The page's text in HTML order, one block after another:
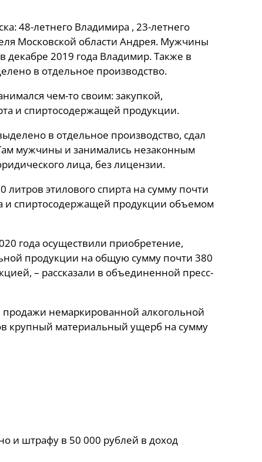
48-летнего Владимира , 23-летнего
Московской области Андрея. Мужчины
декабре 2019 года Владимир. Также в
в отдельное производство.
чем-то своим: закупкой,
и спиртосодержащей продукции.
в отдельное производство, сдал
мужчины и занимались незаконным
лица, без лицензии.
литров этилового спирта на сумму почти
и спиртосодержащей продукции объемом
года осуществили приобретение,
продукции на общую сумму почти 380
– рассказали в объединенной пресс-
немаркированной алкогольной
крупный материальный ущерб на сумму
и штрафу в 50 000 рублей в доход